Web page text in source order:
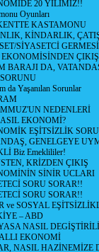
20 YILIMIZ!!
Oyunları
KASTAMONU
KİNDARLIK,
SİYASETCİ
ÇIKIŞ
BARAJI DA,
da Yaşanılan Sorunlar
NEDENLERİ
EKONOMİ?
EŞİTSİZLİK
GENELGEYE
Biz Emeklililer!
KRİZDEN ÇIKIŞ
SİNİR UCLARI
SORU SORAR!!
SORU SORAR!!
ve SOSYAL
– ABD
NASIL
EKONOMİ
NASIL HAZİNEMİZE